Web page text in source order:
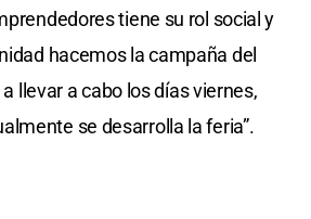
tiene su rol social y
hacemos la campaña del
llevar a cabo los días viernes,
se desarrolla la feria”.